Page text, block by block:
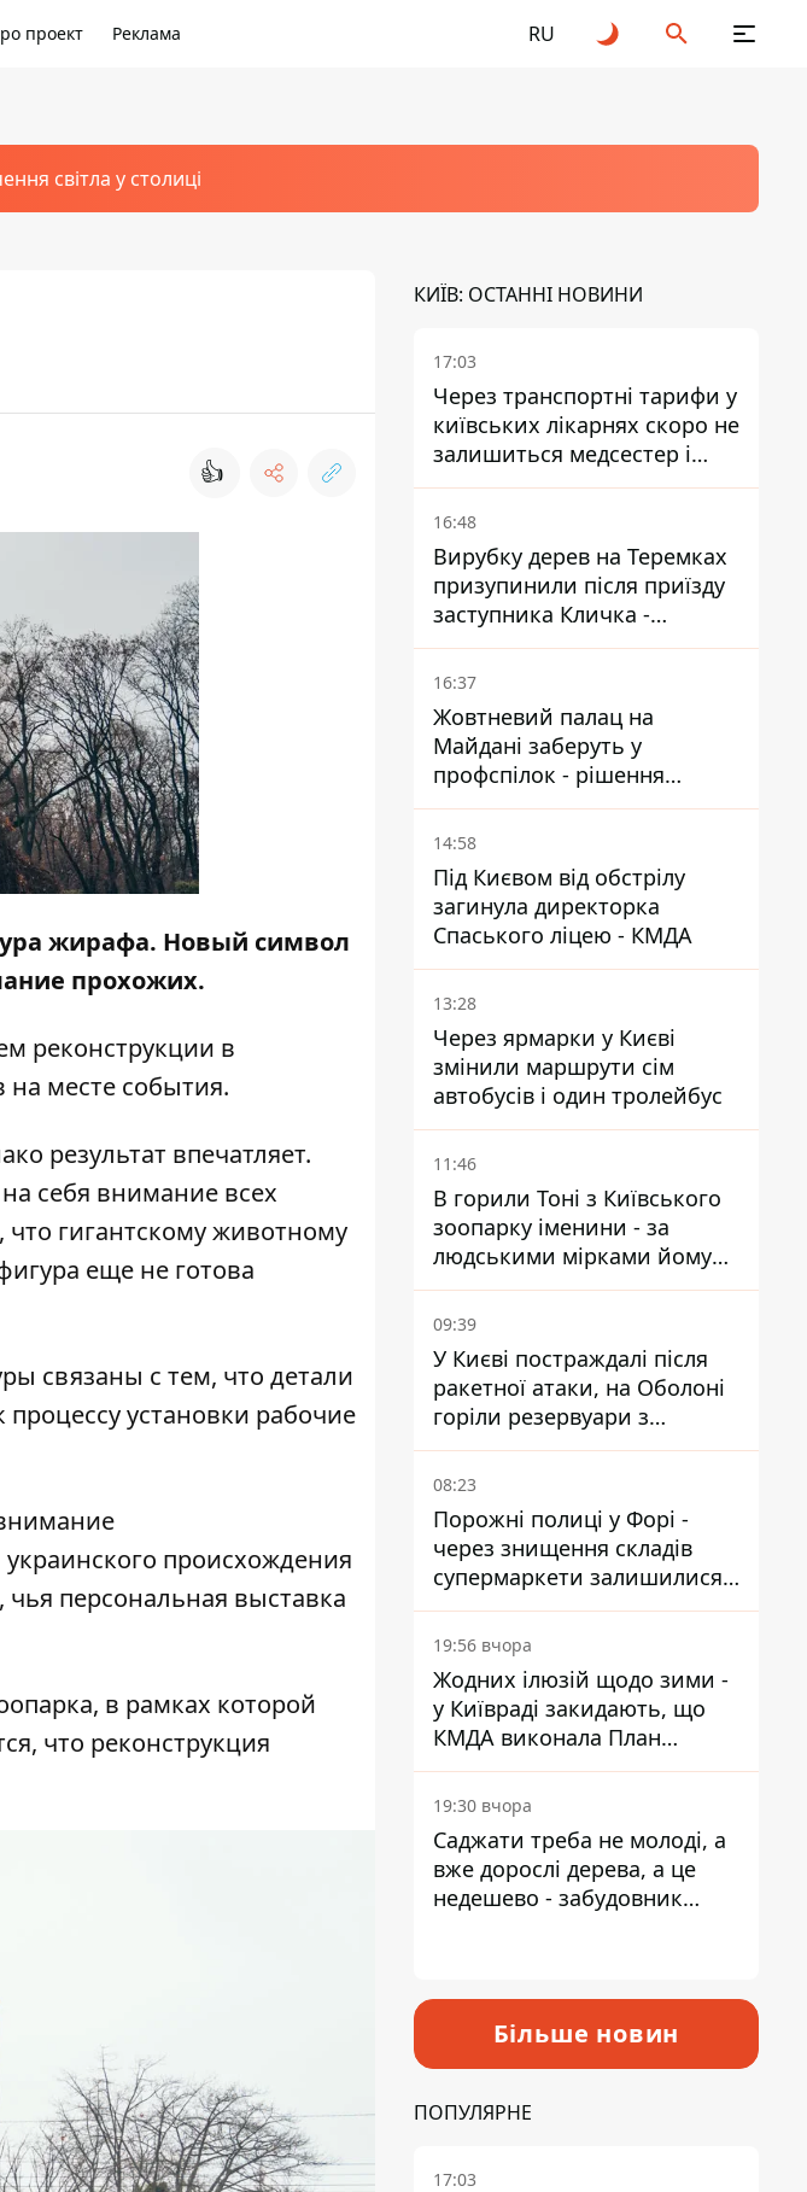
проект Реклама RU
світла у столиці
👍
жирафа. Новый символ
прохожих.
реконструкции в
месте события.
результат впечатляет.
себя внимание всех
гигантскому животному
еще не готова
связаны с тем, что детали
установки рабочие
украинского происхождения
персональная выставка
, в рамках которой
что реконструкция
КИЇВ: ОСТАННІ НОВИНИ
17:03
Через транспортні тарифи у
київських лікарнях скоро не
залишиться медсестер і
санітарок - професор
Голубовська
16:48
Вирубку дерев на Теремках
призупинили після приїзду
заступника Кличка -
почався діалог
16:37
Жовтневий палац на
Майдані заберуть у
профспілок - рішення
Господарського суду
14:58
Під Києвом від обстрілу
загинула директорка
Спаського ліцею - КМДА
13:28
Через ярмарки у Києві
змінили маршрути сім
автобусів і один тролейбус
11:46
В горили Тоні з Київського
зоопарку іменини - за
людськими мірками йому
вже понад 90 років
09:39
У Києві постраждалі після
ракетної атаки, на Оболоні
горіли резервуари з
паливом
08:23
Порожні полиці у Форі -
через знищення складів
супермаркети залишилися
без асортименту
19:56 вчора
Жодних ілюзій щодо зими -
у Київраді закидають, що
КМДА виконала План
стійкості на 20%
19:30 вчора
Саджати треба не молоді, а
вже дорослі дерева, а це
недешево - забудовник
Більше новин
ПОПУЛЯРНЕ
17:03